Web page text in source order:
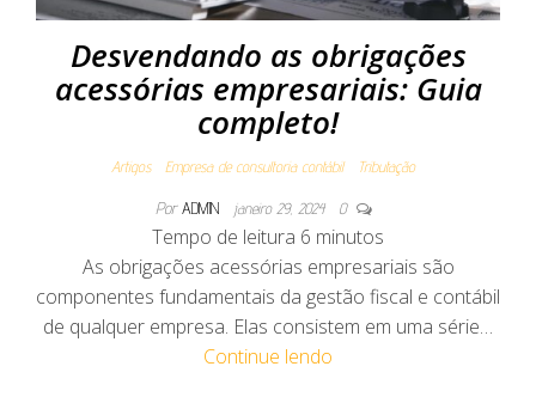
Desvendando as obrigações
acessórias empresariais: Guia
completo!
Artigos Empresa de consultoria contábil Tributação
Por ADMIN janeiro 29, 2024 0
Tempo de leitura 6 minutos
As obrigações acessórias empresariais são
componentes fundamentais da gestão fiscal e contábil
de qualquer empresa. Elas consistem em uma série…
Continue lendo